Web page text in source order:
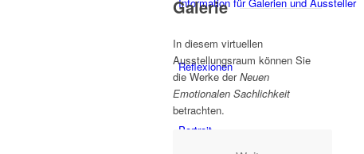
Reflexionen
Portrait
Galerie
In diesem virtuellen
Ausstellungsraum können Sie
die Werke derNeuen
Emotionalen Sachlichkeit
betrachten.